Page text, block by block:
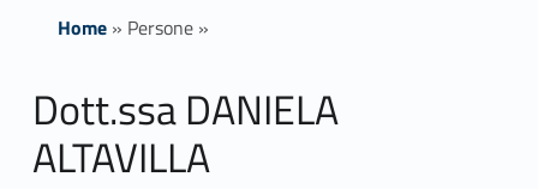
Home» Persone»
Dott.ssa DANIELA
ALTAVILLA